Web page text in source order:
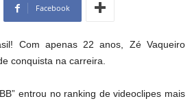
Facebook
Com apenas 22 anos, Zé Vaqueiro
conquista na carreira.
entrou no ranking de videoclipes mais